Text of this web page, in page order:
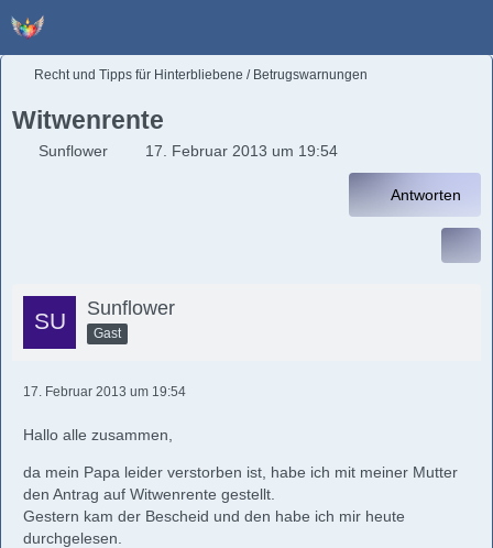
Recht und Tipps für Hinterbliebene / Betrugswarnungen
Witwenrente
Sunflower 17. Februar 2013 um 19:54
Antworten
Sunflower
Gast
17. Februar 2013 um 19:54
Hallo alle zusammen,
da mein Papa leider verstorben ist, habe ich mit meiner Mutter
den Antrag auf Witwenrente gestellt.
Gestern kam der Bescheid und den habe ich mir heute
durchgelesen.